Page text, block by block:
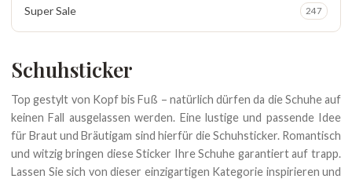
Super Sale 247
Schuhsticker
Top gestylt von Kopf bis Fuß – natürlich dürfen da die Schuhe auf
keinen Fall ausgelassen werden. Eine lustige und passende Idee
für Braut und Bräutigam sind hierfür die Schuhsticker. Romantisch
und witzig bringen diese Sticker Ihre Schuhe garantiert auf trapp.
Lassen Sie sich von dieser einzigartigen Kategorie inspirieren und